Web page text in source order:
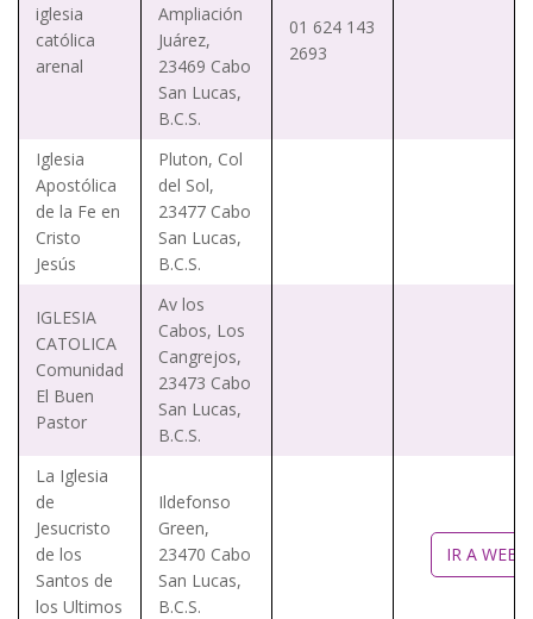
iglesia
católica
arenal
Ampliación
Juárez,
23469 Cabo
San Lucas,
B.C.S.
01 624 143
2693
Iglesia
Apostólica
de la Fe en
Cristo
Jesús
Pluton, Col
del Sol,
23477 Cabo
San Lucas,
B.C.S.
IGLESIA
CATOLICA
Comunidad
El Buen
Pastor
Av los
Cabos, Los
Cangrejos,
23473 Cabo
San Lucas,
B.C.S.
La Iglesia
de
Jesucristo
de los
Santos de
los Ultimos
Ildefonso
Green,
23470 Cabo
San Lucas,
B.C.S.
IR A WEB